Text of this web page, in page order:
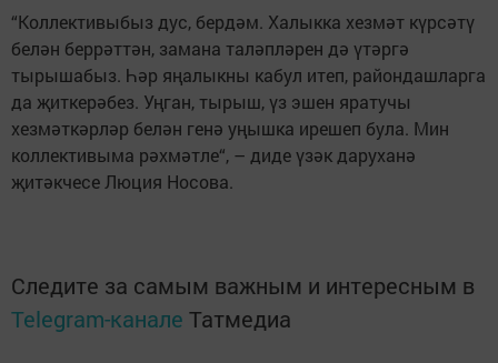
“Коллективыбыз дус, бердәм. Халыкка хезмәт күрсәтү
белән беррәттән, замана таләпләрен дә үтәргә
тырышабыз. Һәр яңалыкны кабул итеп, райондашларга
да җиткерәбез. Уңган, тырыш, үз эшен яратучы
хезмәткәрләр белән генә уңышка ирешеп була. Мин
коллективыма рәхмәтле“, – диде үзәк даруханә
җитәкчесе Люция Носова.
Следите за самым важным и интересным в
Telegram-канале Татмедиа